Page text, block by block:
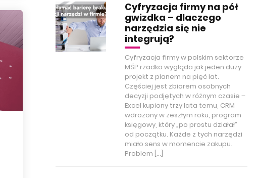
Cyfryzacja firmy na pół
gwizdka – dlaczego
narzędzia się nie
integrują?
Cyfryzacja firmy w polskim sektorze
MŚP rzadko wygląda jak jeden duży
projekt z planem na pięć lat.
Częściej jest zbiorem osobnych
decyzji podjętych w różnym czasie –
Excel kupiony trzy lata temu, CRM
wdrożony w zeszłym roku, program
księgowy, który „po prostu działał”
od początku. Każde z tych narzędzi
miało sens w momencie zakupu.
Problem […]